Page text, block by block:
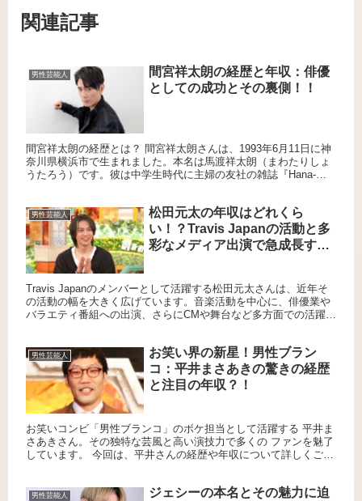
関連記事
男性芸能人
間宮祥太朗の経歴と年収：俳優
としての成功とその裏側！！
間宮祥太朗の経歴とは？ 間宮祥太朗さんは、1993年6月11日に神
奈川県横浜市で生まれました。本名は馬渡祥太朗（まわたりしょ
うたろう）です。彼は中学生時代に主婦の友社の雑誌『Hana-
男性芸能人
松田元太の年収はどれくら
い！？Travis Japanの活動と多
彩なメディア出演で急成長する
Travis Japanのメンバーとして活躍する松田元太さんは、近年そ
の活動の幅を大きく広げています。音楽活動を中心に、俳優業や
バラエティ番組への出演、さらにCMや舞台など多方面での活躍が
男性芸能人
お笑い界の新星！男性ブラン
コ：平井まさあきの驚きの経歴
と注目の年収？！
お笑いコンビ「男性ブランコ」のボケ担当として活躍する 平井ま
さあきさん。その独特な芸風と高い演技力で多くの ファンを魅了
しています。 今回は、平井さんの経歴や年収について詳しくご紹
男性芸能人
ジェシーの本名とその魅力に迫